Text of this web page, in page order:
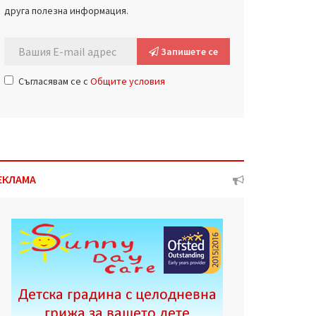
друга полезна информация.
Запишете се
Съгласявам се с Общите условия